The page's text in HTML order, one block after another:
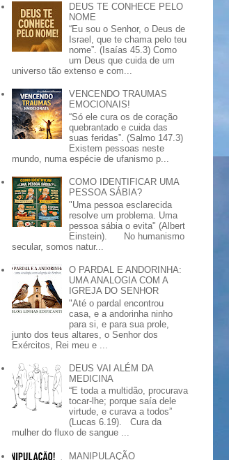
DEUS TE CONHECE PELO
NOME
“Eu sou o Senhor, o Deus de
Israel, que te chama pelo teu
nome”. (Isaías 45.3) Como
um Deus que cuida de um
universo tão extenso e com...
VENCENDO TRAUMAS
EMOCIONAIS!
“Só ele cura os de coração
quebrantado e cuida das
suas feridas”. (Salmo 147.3)
Existem pessoas neste
mundo, numa espécie de ufanismo p...
COMO IDENTIFICAR UMA
PESSOA SÁBIA?
"Uma pessoa esclarecida
resolve um problema. Uma
pessoa sábia o evita" (Albert
Einstein). No humanismo
secular, somos natur...
O PARDAL E ANDORINHA:
UMA ANALOGIA COM A
IGREJA DO SENHOR
"Até o pardal encontrou
casa, e a andorinha ninho
para si, e para sua prole,
junto dos teus altares, o Senhor dos
Exércitos, Rei meu e ...
DEUS VAI ALÉM DA
MEDICINA
“E toda a multidão, procurava
tocar-lhe; porque saía dele
virtude, e curava a todos”
(Lucas 6.19). Cura da
mulher do fluxo de sangue ...
MANIPULAÇÃO